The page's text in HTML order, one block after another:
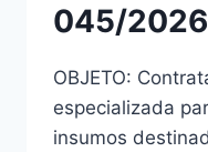
045/2026
OBJETO:
especializada
insumos